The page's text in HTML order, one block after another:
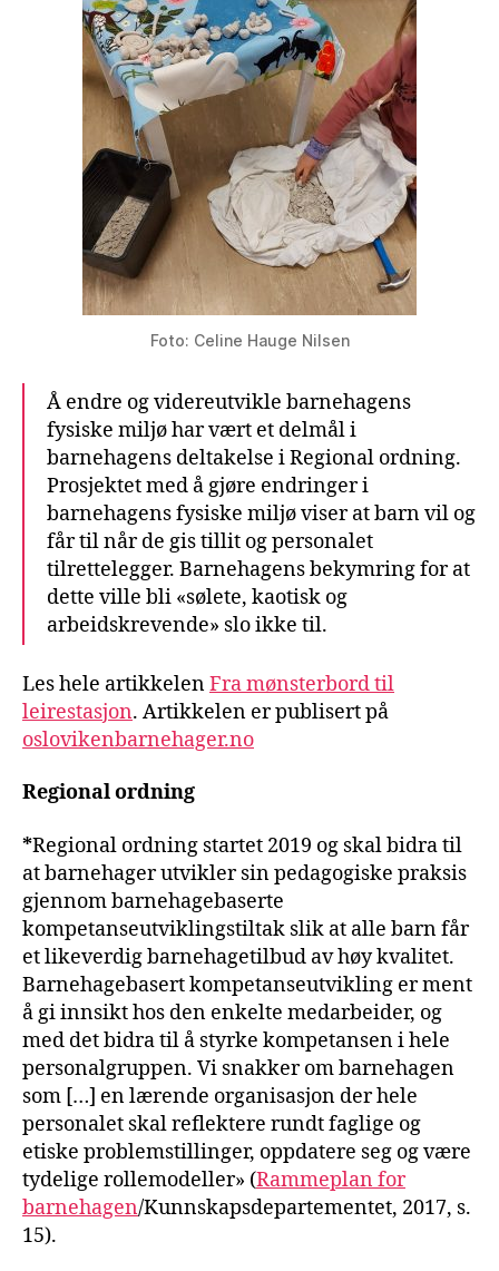
Foto: Celine Hauge Nilsen
Å endre og videreutvikle barnehagens
fysiske miljø har vært et delmål i
barnehagens deltakelse i Regional ordning.
Prosjektet med å gjøre endringer i
barnehagens fysiske miljø viser at barn vil og
får til når de gis tillit og personalet
tilrettelegger. Barnehagens bekymring for at
dette ville bli «sølete, kaotisk og
arbeidskrevende» slo ikke til.
Les hele artikkelenFra mønsterbord til
leirestasjon. Artikkelen er publisert på
oslovikenbarnehager.no
Regional ordning
*Regional ordning startet 2019 og skal bidra til
at barnehager utvikler sin pedagogiske praksis
gjennom barnehagebaserte
kompetanseutviklingstiltak slik at alle barn får
et likeverdig barnehagetilbud av høy kvalitet.
Barnehagebasert kompetanseutvikling er ment
å gi innsikt hos den enkelte medarbeider, og
med det bidra til å styrke kompetansen i hele
personalgruppen. Vi snakker om barnehagen
som […] en lærende organisasjon der hele
personalet skal reflektere rundt faglige og
etiske problemstillinger, oppdatere seg og være
tydelige rollemodeller» (Rammeplan for
barnehagen/Kunnskapsdepartementet, 2017, s.
15).